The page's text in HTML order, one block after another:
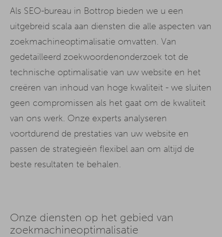
Als SEO-bureau in Bottrop bieden we u een
uitgebreid scala aan diensten die alle aspecten van
zoekmachineoptimalisatie omvatten. Van
gedetailleerd zoekwoordenonderzoek tot de
technische optimalisatie van uw website en het
creëren van inhoud van hoge kwaliteit - we sluiten
geen compromissen als het gaat om de kwaliteit
van ons werk. Onze experts analyseren
voortdurend de prestaties van uw website en
passen de strategieën flexibel aan om altijd de
beste resultaten te behalen.
Onze diensten op het gebied van
zoekmachineoptimalisatie